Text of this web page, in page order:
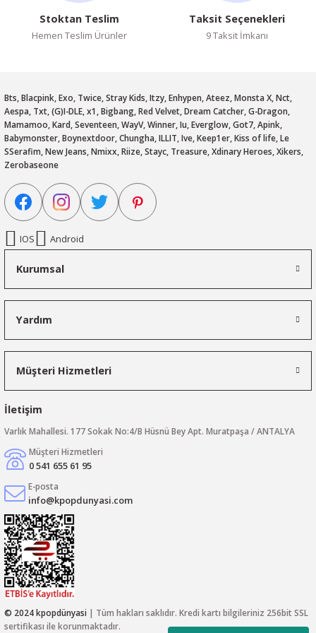
Stoktan Teslim
Hemen Teslim Ürünler
Taksit Seçenekleri
9 Taksit İmkanı
Bts, Blacpink, Exo, Twice, Stray Kids, Itzy, Enhypen, Ateez, Monsta X, Nct,
Aespa, Txt, (G)I-DLE, x1, Bigbang, Red Velvet, Dream Catcher, G-Dragon,
Mamamoo, Kard, Seventeen, WayV, Winner, Iu, Everglow, Got7, Apink,
Babymonster, Boynextdoor, Chungha, ILLIT, Ive, Keep1er, Kiss of life, Le
SSerafim, New Jeans, Nmixx, Riize, Stayc, Treasure, Xdinary Heroes, Xikers,
Zerobaseone
IOS Android
Kurumsal
Yardım
Müşteri Hizmetleri
İletişim
Varlık Mahallesi. 177 Sokak No:4/B Hüsnü Bey Apt. Muratpaşa / ANTALYA
Müşteri Hizmetleri
0 541 655 61 95
E-posta
info@kpopdunyasi.com
© 2024 kpopdünyasi | Tüm hakları saklıdır. Kredi kartı bilgileriniz 256bit SSL
sertifikası ile korunmaktadır.